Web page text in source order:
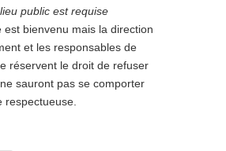
public est requise
est bienvenu mais la direction
et les responsables de
réservent le droit de refuser
sauront pas se comporter
respectueuse.